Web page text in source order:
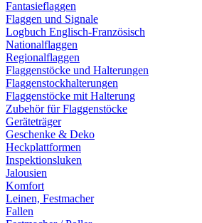
Fantasieflaggen
Flaggen und Signale
Logbuch Englisch-Französisch
Nationalflaggen
Regionalflaggen
Flaggenstöcke und Halterungen
Flaggenstockhalterungen
Flaggenstöcke mit Halterung
Zubehör für Flaggenstöcke
Geräteträger
Geschenke & Deko
Heckplattformen
Inspektionsluken
Jalousien
Komfort
Leinen, Festmacher
Fallen